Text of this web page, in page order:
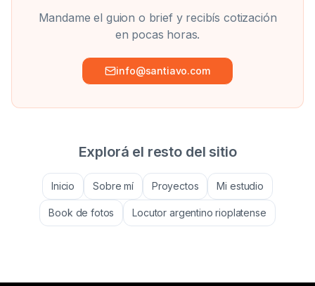
Mandame el guion o brief y recibís cotización
en pocas horas.
info@santiavo.com
Explorá el resto del sitio
Inicio Sobre mí Proyectos Mi estudio
Book de fotos Locutor argentino rioplatense